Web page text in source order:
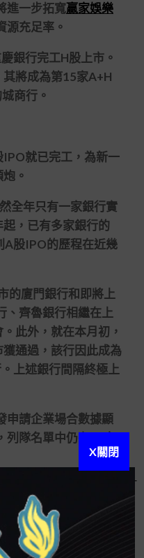
進一步拓寬贏家娛樂
源充足率。
行完工H股上市。
將成為第15家A+H
商行。
就已完工，為新一
。
年只有一家銀行實
，已有多家銀行的
A股IPO的歷程在近幾
廈門銀行和即將上
、齊魯銀行相繼在上
此外，就在本月初，
通過，該行因此成為
上述銀行間隔終極上
請企業場合數據顯
隊名單中仍有13家
實現A股IPO，固然
2024年一樣高產不得而
行新面孔出現。
X關閉